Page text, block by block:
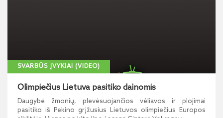
SVARBŪS ĮVYKIAI (VIDEO)
Olimpiečius Lietuva pasitiko dainomis
Daugybė žmonių, plevėsuojančios vėliavos ir plojimai
pasitiko iš Pekino grįžusius Lietuvos olimpiečius Europos